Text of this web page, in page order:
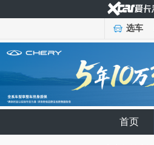
选车
首页